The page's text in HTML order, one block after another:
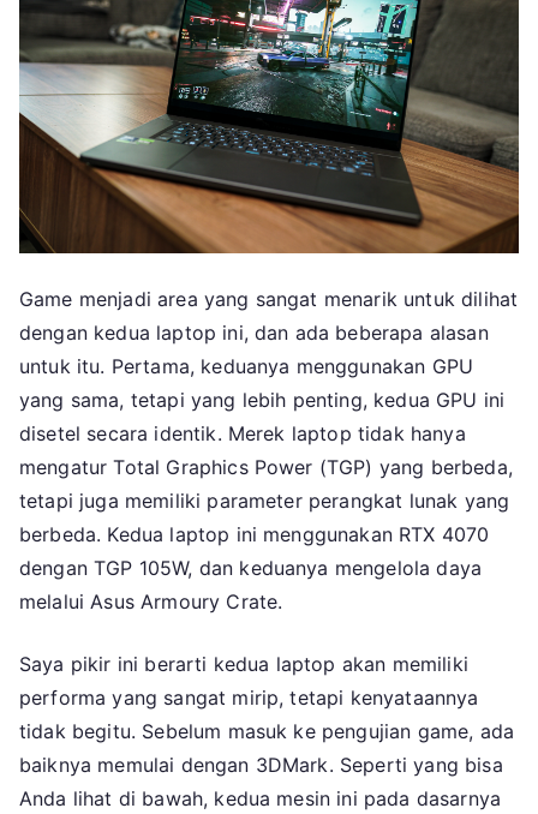
Game menjadi area yang sangat menarik untuk dilihat
dengan kedua laptop ini, dan ada beberapa alasan
untuk itu. Pertama, keduanya menggunakan GPU
yang sama, tetapi yang lebih penting, kedua GPU ini
disetel secara identik. Merek laptop tidak hanya
mengatur Total Graphics Power (TGP) yang berbeda,
tetapi juga memiliki parameter perangkat lunak yang
berbeda. Kedua laptop ini menggunakan RTX 4070
dengan TGP 105W, dan keduanya mengelola daya
melalui Asus Armoury Crate.
Saya pikir ini berarti kedua laptop akan memiliki
performa yang sangat mirip, tetapi kenyataannya
tidak begitu. Sebelum masuk ke pengujian game, ada
baiknya memulai dengan 3DMark. Seperti yang bisa
Anda lihat di bawah, kedua mesin ini pada dasarnya